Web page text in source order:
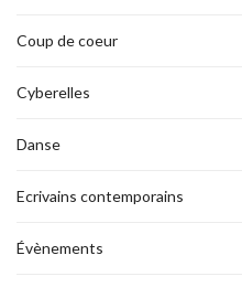
Coup de coeur
Cyberelles
Danse
Ecrivains contemporains
Évènements